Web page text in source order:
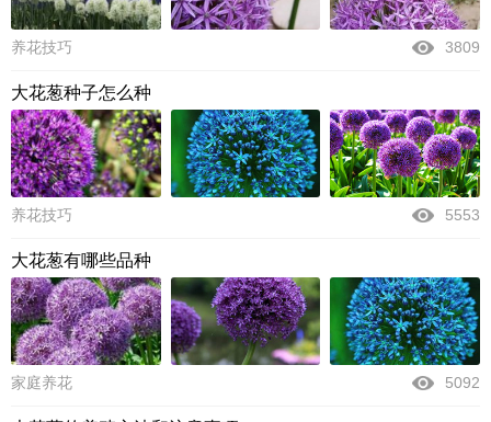
养花技巧 3809
大花葱种子怎么种
养花技巧 5553
大花葱有哪些品种
家庭养花 5092